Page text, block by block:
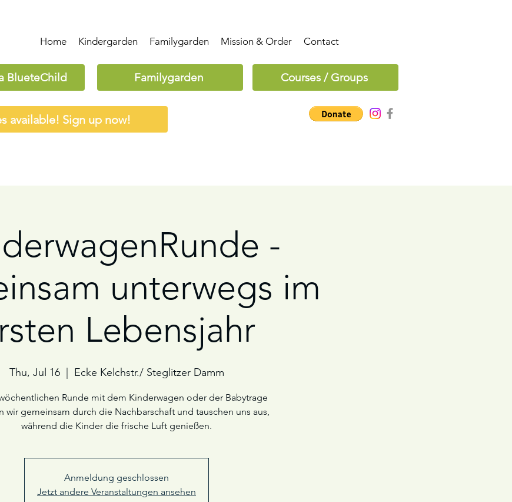
Home Kindergarden Familygarden Mission & Order Contact
BlueteChild Familygarden Courses / Groups
available! Sign up now!
-
unterwegs im
Lebensjahr
Thu, Jul 16
  |
Ecke Kelchstr./ Steglitzer Damm
Runde mit dem Kinderwagen oder der Babytrage
wir gemeinsam durch die Nachbarschaft und tauschen uns aus,
während die Kinder die frische Luft genießen.
Anmeldung geschlossen
Jetzt andere Veranstaltungen ansehen